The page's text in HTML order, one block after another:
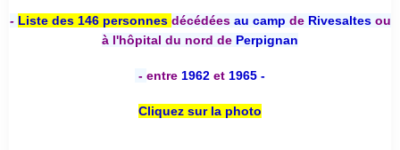
- Liste des 146 personnes décédées au camp deRivesaltesou
à l'hôpital du nord de Perpignan
- entre 1962 et 1965 -
Cliquez sur la photo